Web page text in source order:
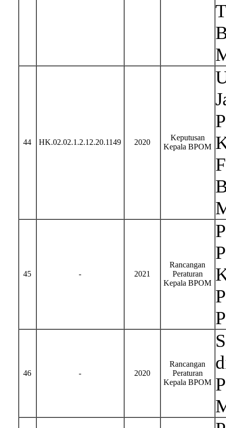
44 HK.02.02.1.2.12.20.1149 2020
Keputusan
Kepala BPOM
45 - 2021
Rancangan
Peraturan
Kepala BPOM
46 - 2020
Rancangan
Peraturan
Kepala BPOM